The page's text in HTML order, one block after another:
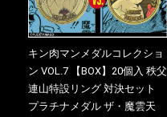
キン肉マンメダルコレクショ
ン VOL.7 【BOX】20個入 秩父
連山特設リング 対決セット
プラチナメダル ザ・魔雲天